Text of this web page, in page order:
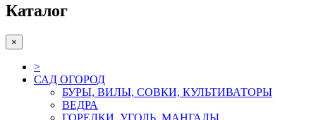
Каталог
×
>
САД ОГОРОД
БУРЫ, ВИЛЫ, СОВКИ, КУЛЬТИВАТОРЫ
ВЕДРА
ГОРЕЛКИ, УГОЛЬ, МАНГАЛЫ